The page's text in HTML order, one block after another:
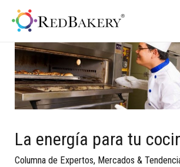
La energía para tu
Columna de Expertos, Mercados &